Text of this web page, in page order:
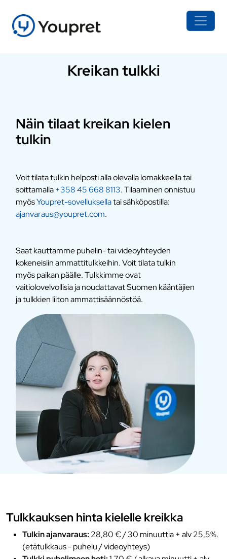
Kreikan tulkki
Näin tilaat kreikan kielen
tulkin
Voit tilata tulkin helposti alla olevalla lomakkeella tai
soittamalla+358 45 668 8113. Tilaaminen onnistuu
myösYoupret-sovelluksellatai sähköpostilla:
ajanvaraus@youpret.com.
Saat kauttamme puhelin- tai videoyhteyden
kokeneisiin ammattitulkkeihin. Voit tilata tulkin
myös paikan päälle. Tulkkimme ovat
vaitiolovelvollisia ja noudattavat Suomen kääntäjien
ja tulkkien liiton ammattisäännöstöä.
Tulkkauksen hinta kielelle kreikka
Tulkin ajanvaraus: 28,80 € / 30 minuuttia + alv 25,5%.
(etätulkkaus - puhelu / videoyhteys)